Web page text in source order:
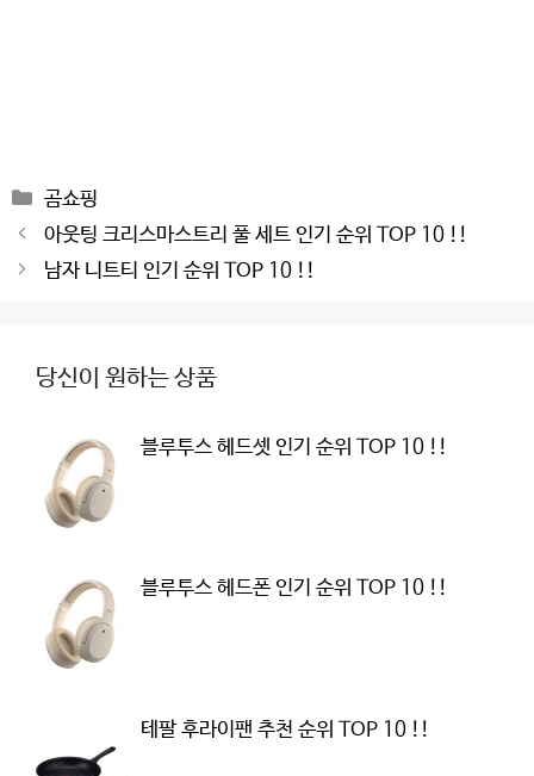
Categories
곰쇼핑
Post
navigation
아웃팅 크리스마스트리 풀 세트 인기 순위 TOP 10 !!
남자 니트티 인기 순위 TOP 10 !!
당신이 원하는 상품
블루투스 헤드셋 인기 순위 TOP 10 !!
블루투스 헤드폰 인기 순위 TOP 10 !!
테팔 후라이팬 추천 순위 TOP 10 !!